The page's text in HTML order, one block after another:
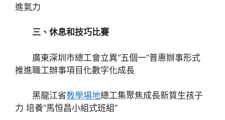
進氣力
三、休息和技巧比賽
廣東深圳市總工會立異“五個一”普惠辦事形式
推進職工辦事項目化數字化成長
黑龍江省教學場地總工集聚焦成長新質生孩子
力 培養“馬恒昌小組式班組”